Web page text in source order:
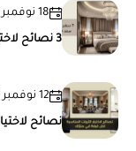
18 نوفمبر 2024
3 نصائح لاختيار ثريات سقف لغرف النوم
12 نوفمبر 2024
نصائح